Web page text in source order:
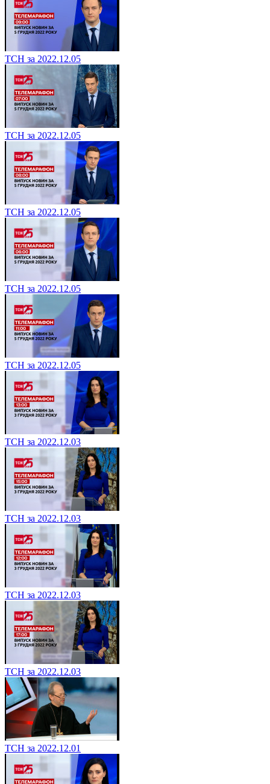
ТСН за 2022.12.05
ТСН за 2022.12.05
ТСН за 2022.12.05
ТСН за 2022.12.05
ТСН за 2022.12.05
ТСН за 2022.12.03
ТСН за 2022.12.03
ТСН за 2022.12.03
ТСН за 2022.12.03
ТСН за 2022.12.01